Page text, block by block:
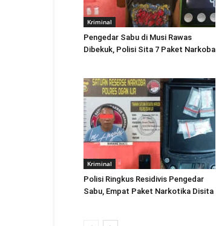
Kriminal
Pengedar Sabu di Musi Rawas
Dibekuk, Polisi Sita 7 Paket Narkoba
Kriminal
Polisi Ringkus Residivis Pengedar
Sabu, Empat Paket Narkotika Disita